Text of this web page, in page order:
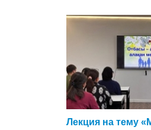
Лекция на тему